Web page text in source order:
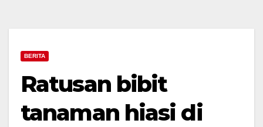
BERITA
Ratusan bibit
tanaman hiasi di